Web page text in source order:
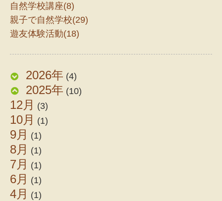
自然学校講座(8)
親子で自然学校(29)
遊友体験活動(18)
2026年 (4)
2025年 (10)
12月 (3)
10月 (1)
9月 (1)
8月 (1)
7月 (1)
6月 (1)
4月 (1)